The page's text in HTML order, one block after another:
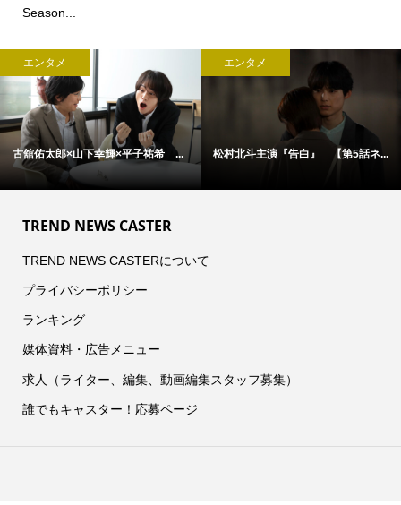
Season...
エンタメ
古舘佑太郎×山下幸輝×平子祐希 ...
エンタメ
松村北斗主演『告白』 【第5話ネ...
TREND NEWS CASTER
TREND NEWS CASTERについて
プライバシーポリシー
ランキング
媒体資料・広告メニュー
求人（ライター、編集、動画編集スタッフ募集）
誰でもキャスター！応募ページ